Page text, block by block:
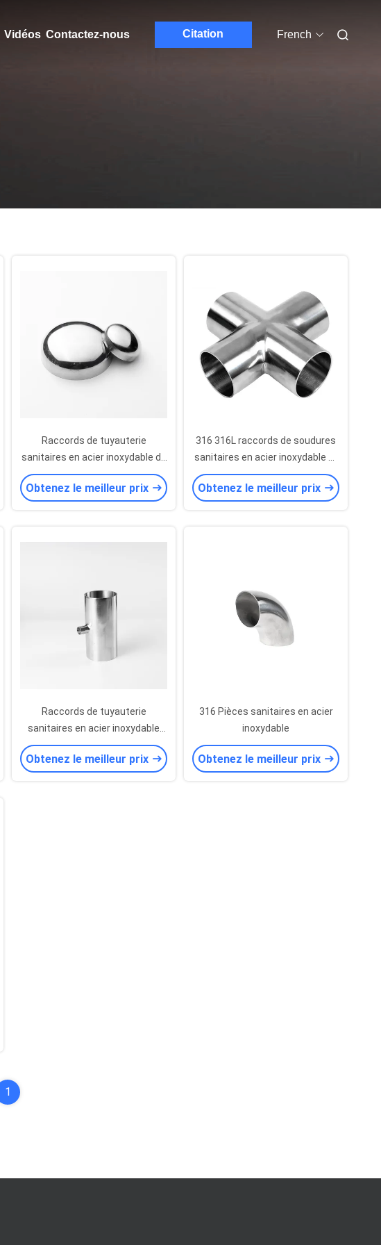
Vidéos Contactez-nous Citation French
Raccords de tuyauterie
sanitaires en acier inoxydable de
3 pouces, 1/4 pouce, industrie
pharmaceutique, bouchon
Obtenez le meilleur prix
316 316L raccords de soudures
sanitaires en acier inoxydable 3''
connexion de tuyaux sanitaires
Obtenez le meilleur prix
Raccords de tuyauterie
sanitaires en acier inoxydable
SS316L pour l'industrie des
boissons, acier de qualité
Obtenez le meilleur prix
316 Pièces sanitaires en acier
inoxydable
Obtenez le meilleur prix
1